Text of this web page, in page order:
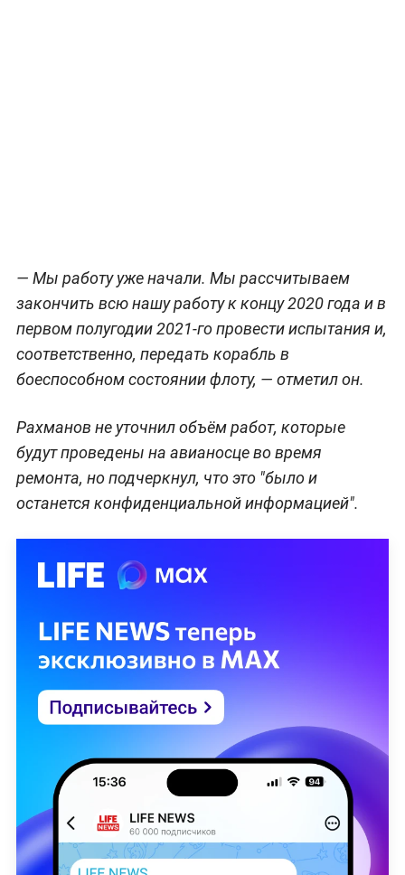
— Мы работу уже начали. Мы рассчитываем
закончить всю нашу работу к концу 2020 года и в
первом полугодии 2021-го провести испытания и,
соответственно, передать корабль в
боеспособном состоянии флоту, — отметил он.
Рахманов не уточнил объём работ, которые
будут проведены на авианосце во время
ремонта, но подчеркнул, что это "было и
останется конфиденциальной информацией".